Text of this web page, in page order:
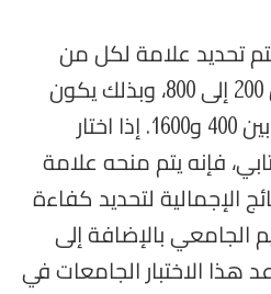
تحديد علامة لكل من
القسمين الرئيسيين من 200 إلى 800، وبذلك يكون
مجموع الدرجات يتراوح بين 400 و1600. إذا اختار
فإنه يتم منحه علامة
الإجمالية لتحديد كفاءة
الجامعي بالإضافة إلى
هذا الاختبار الجامعات في